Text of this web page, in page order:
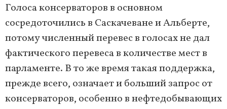
Голоса консерваторов в основном
сосредоточились в Саскачеване и Альберте,
потому численный перевес в голосах не дал
фактического перевеса в количестве мест в
парламенте. В то же время такая поддержка,
прежде всего, означает и больший запрос от
консерваторов, особенно в нефтедобывающих